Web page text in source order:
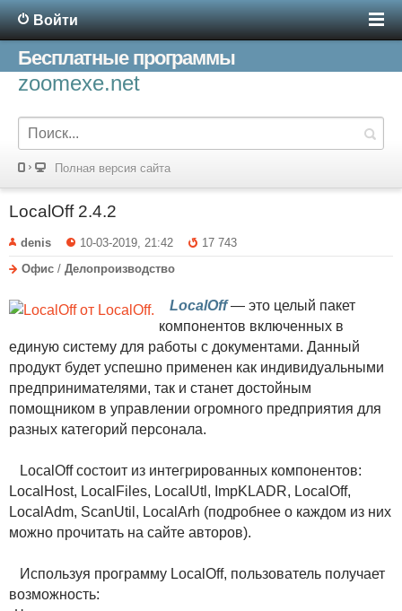
Войти
Бесплатные программы
zoomexe.net
Полная версия сайта
LocalOff 2.4.2
denis 10-03-2019, 21:42
17 743
Офис / Делопроизводство
LocalOff— это целый пакет
компонентов включенных в
единую систему для работы с документами. Данный
продукт будет успешно применен как индивидуальными
предпринимателями, так и станет достойным
помощником в управлении огромного предприятия для
разных категорий персонала.
LocalOff состоит из интегрированных компонентов:
LocalHost, LocalFiles, LocalUtl, ImpKLADR, LocalOff,
LocalAdm, ScanUtil, LocalArh (подробнее о каждом из них
можно прочитать на сайте авторов).
Используя программу LocalOff, пользователь получает
возможность: